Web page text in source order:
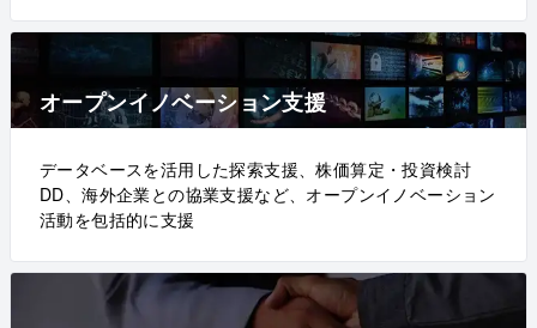
オープンイノベーション支援
データベースを活用した探索支援、株価算定・投資検討
DD、海外企業との協業支援など、オープンイノベーション
活動を包括的に支援